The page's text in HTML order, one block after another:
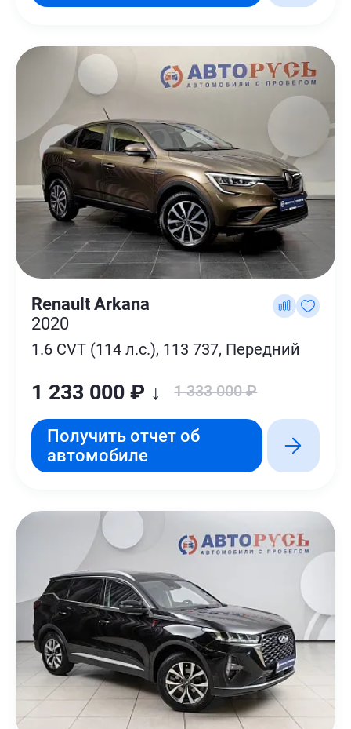
Renault Arkana
2020
1.6 CVT (114 л.с.), 113 737, Передний
1 233 000 ₽ ↓ 1 333 000 ₽
Получить отчет об
автомобиле